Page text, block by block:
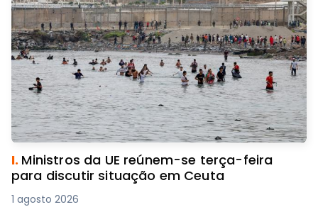
I. Ministros da UE reúnem-se terça-feira
para discutir situação em Ceuta
1 agosto 2026